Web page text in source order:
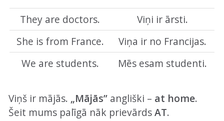
They are doctors.
Viņi ir ārsti.
She is from France.
Viņa ir no Francijas.
We are students.
Mēs esam studenti.
Viņš ir mājās. „Mājās”angliški – at home.
Šeit mums palīgā nāk prievārdsAT.